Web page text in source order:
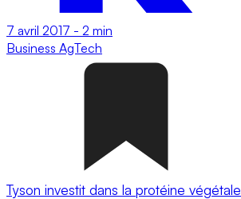
7 avril 2017 - 2 min
Business AgTech
Tyson investit dans la protéine végétale